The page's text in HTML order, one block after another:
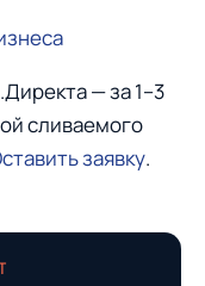
— за 1–3
сливаемого
заявку.